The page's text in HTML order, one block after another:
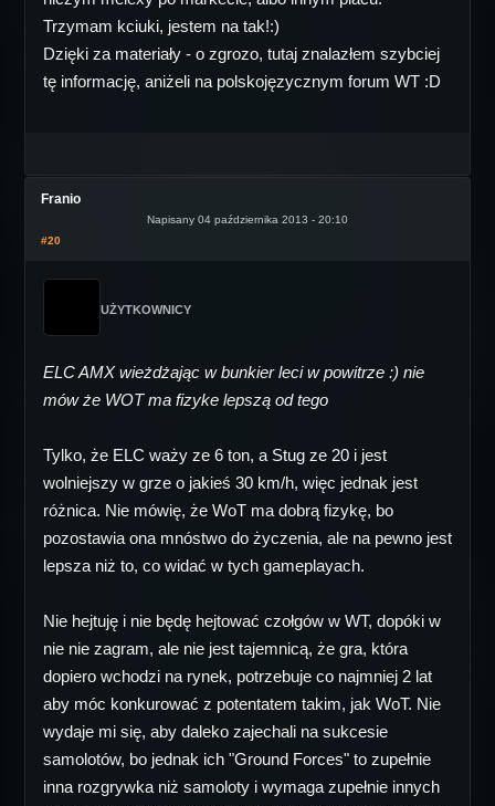
Trzymam kciuki, jestem na tak!:)
Dzięki za materiały - o zgrozo, tutaj znalazłem szybciej
tę informację, aniżeli na polskojęzycznym forum WT :D
Franio
Napisany 04 października 2013 - 20:10
#20
UŻYTKOWNICY
ELC AMX wieżdżając w bunkier leci w powitrze :) nie
mów że WOT ma fizyke lepszą od tego
Tylko, że ELC waży ze 6 ton, a Stug ze 20 i jest
wolniejszy w grze o jakieś 30 km/h, więc jednak jest
różnica. Nie mówię, że WoT ma dobrą fizykę, bo
pozostawia ona mnóstwo do życzenia, ale na pewno jest
lepsza niż to, co widać w tych gameplayach.
Nie hejtuję i nie będę hejtować czołgów w WT, dopóki w
nie nie zagram, ale nie jest tajemnicą, że gra, która
dopiero wchodzi na rynek, potrzebuje co najmniej 2 lat
aby móc konkurować z potentatem takim, jak WoT. Nie
wydaje mi się, aby daleko zajechali na sukcesie
samolotów, bo jednak ich "Ground Forces" to zupełnie
inna rozgrywka niż samoloty i wymaga zupełnie innych